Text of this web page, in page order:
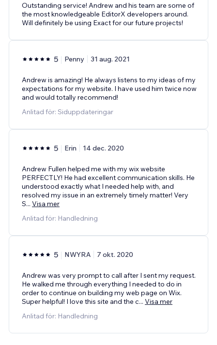
Outstanding service! Andrew and his team are some of
the most knowledgeable EditorX developers around.
Will definitely be using Exact for our future projects!
5 Penny 31 aug. 2021
Andrew is amazing! He always listens to my ideas of my
expectations for my website. I have used him twice now
and would totally recommend!
Anlitad för: Siduppdateringar
5 Erin 14 dec. 2020
Andrew Fullen helped me with my wix website
PERFECTLY! He had excellent communication skills. He
understood exactly what I needed help with, and
resolved my issue in an extremely timely matter! Very
S... Visa mer
Anlitad för: Handledning
5 NWYRA 7 okt. 2020
Andrew was very prompt to call after I sent my request.
He walked me through everything I needed to do in
order to continue on building my web page on Wix.
Super helpful! I love this site and the c... Visa mer
Anlitad för: Handledning